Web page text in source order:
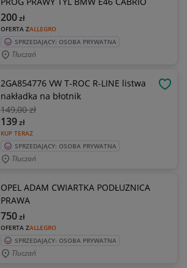
OFERTA ZALLEGRO
200zł
SPRZEDAJĄCY: OSOBA PRYWATNA
Tłuczań
2GA854776 VW T-ROC R-LINE listwa
nakładka na błotnik
149,00 zł
KUP TERAZ
139zł
SPRZEDAJĄCY: OSOBA PRYWATNA
Tłuczań
OPEL ADAM CWIARTKA PODŁUZNICA
PRAWA
OFERTA ZALLEGRO
750zł
SPRZEDAJĄCY: OSOBA PRYWATNA
Tluczań